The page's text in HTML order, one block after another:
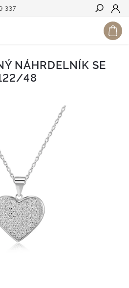
337
Hledat
NÁHRDELNÍK SE
48